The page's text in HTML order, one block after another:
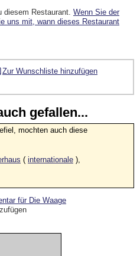
diesem Restaurant. Wenn Sie der
uns mit, wann dieses Restaurant
Zur Wunschliste hinzufügen
gefallen...
mochten auch diese
( internationale ),
für Die Waage